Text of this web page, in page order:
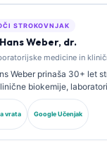
STROKOVNJAK
Weber, dr.
medicine in
Weber prinaša 30+ let
biokemije,
biomarkerjev. Nekdanji
za klinično kemijo
panelov,
vrata Google Učenjak